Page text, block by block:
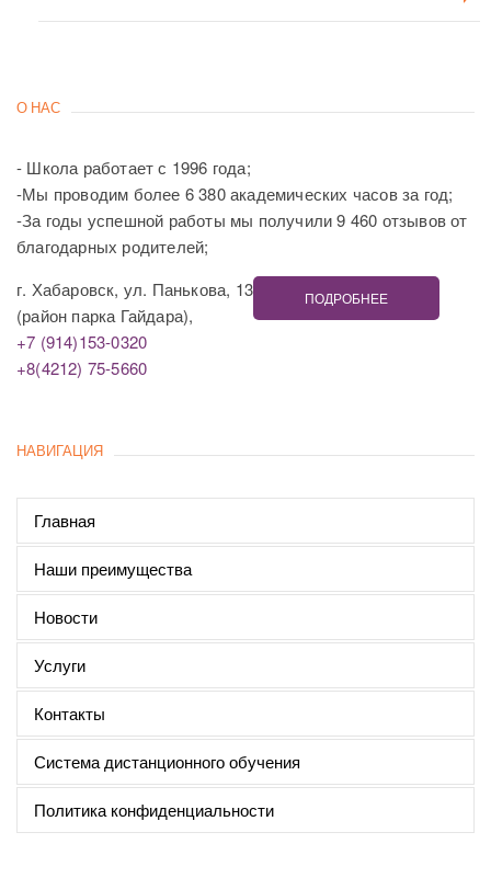
О НАС
- Школа работает с 1996 года;
-Мы проводим более 6 380 академических часов за год;
-За годы успешной работы мы получили 9 460 отзывов от
благодарных родителей;
г. Хабаровск, ул. Панькова, 13
(район парка Гайдара),
+7 (914)153-0320
+8(4212) 75-5660
ПОДРОБНЕЕ
НАВИГАЦИЯ
Главная
Наши преимущества
Новости
Услуги
Контакты
Система дистанционного обучения
Политика конфиденциальности